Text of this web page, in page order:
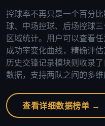
控球率不再只是一个百分
球、中场控球、后场控球
区域统计。用户可以查看
成功率变化曲线，精确评
历史交锋记录模块则收录
数据，支持两队之间的多维
查看详细数据榜单 →